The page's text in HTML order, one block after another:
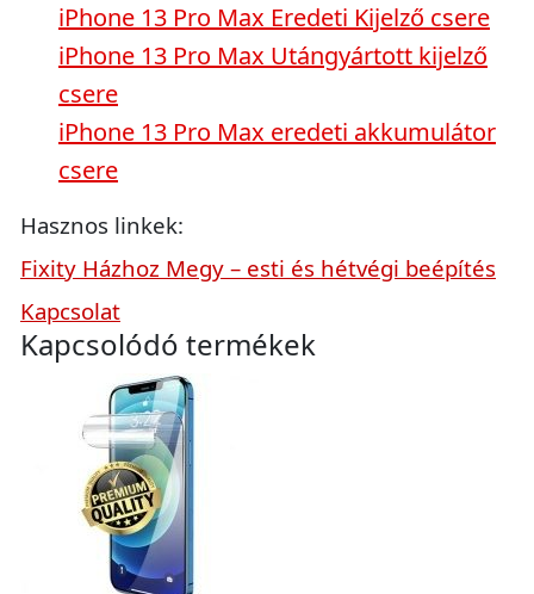
iPhone 13 Pro Max Eredeti Kijelző csere
iPhone 13 Pro Max Utángyártott kijelző
csere
iPhone 13 Pro Max eredeti akkumulátor
csere
Hasznos linkek:
Fixity Házhoz Megy – esti és hétvégi beépítés
Kapcsolat
Kapcsolódó termékek